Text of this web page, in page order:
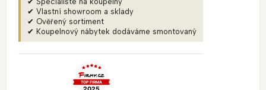
✔ Vlastní showroom a sklady
✔ Ověřený sortiment
✔ Koupelnový nábytek dodáváme smontovaný